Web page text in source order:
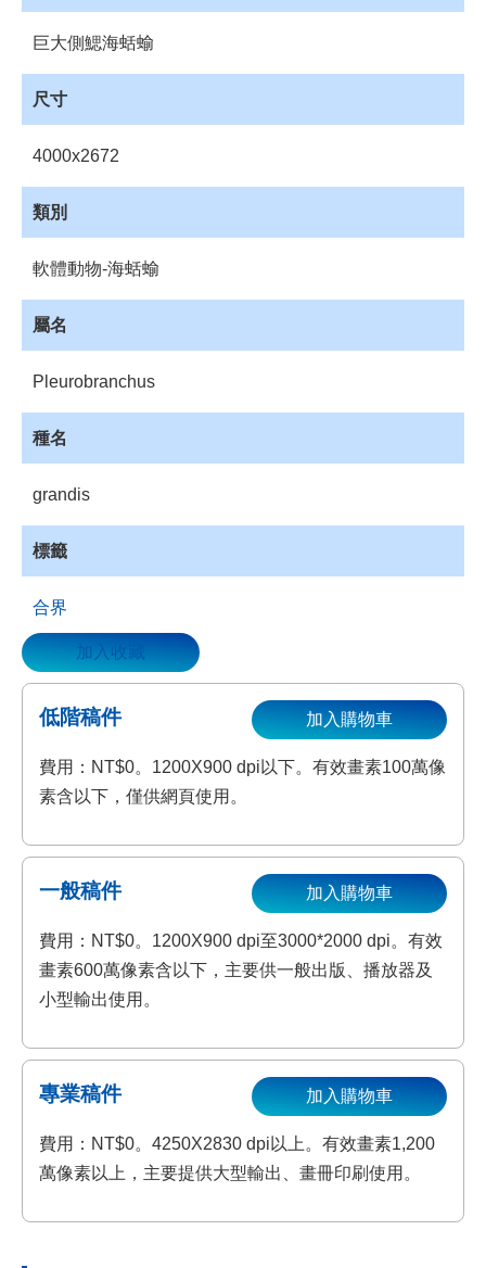
購
物
載
資
理
藏
登
巨大側鰓海蛞蝓
尺寸
4000x2672
類別
軟體動物-海蛞蝓
屬名
Pleurobranchus
種名
grandis
標籤
合界
加入收藏
低階稿件
費用：NT$0。1200X900 dpi以下。有效畫素100萬像
素含以下，僅供網頁使用。
加入購物車
一般稿件
費用：NT$0。1200X900 dpi至3000*2000 dpi。有效
畫素600萬像素含以下，主要供一般出版、播放器及
小型輸出使用。
加入購物車
專業稿件
費用：NT$0。4250X2830 dpi以上。有效畫素1,200
萬像素以上，主要提供大型輸出、畫冊印刷使用。
加入購物車